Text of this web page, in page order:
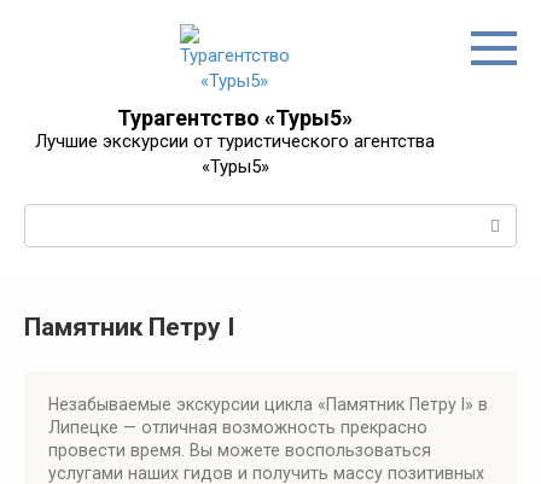
Турагентство «Туры5»
Лучшие экскурсии от туристического агентства
«Туры5»
Памятник Петру I
Незабываемые экскурсии цикла «Памятник Петру I» в
Липецке — отличная возможность прекрасно
провести время. Вы можете воспользоваться
услугами наших гидов и получить массу позитивных